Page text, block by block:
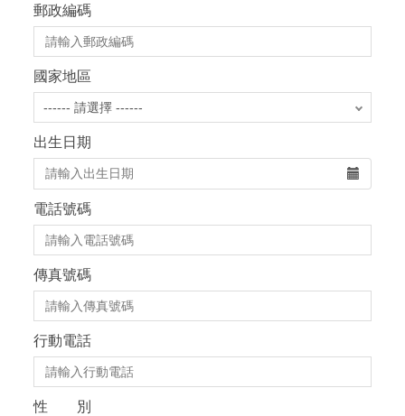
郵政編碼
國家地區
出生日期
電話號碼
傳真號碼
行動電話
性 別